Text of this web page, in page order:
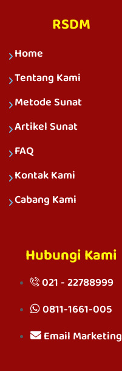
RSDM
Home
Tentang Kami
Metode Sunat
Artikel Sunat
FAQ
Kontak Kami
Cabang Kami
Hubungi Kami
021 - 22788999
0811-1661-005
Email Marketing